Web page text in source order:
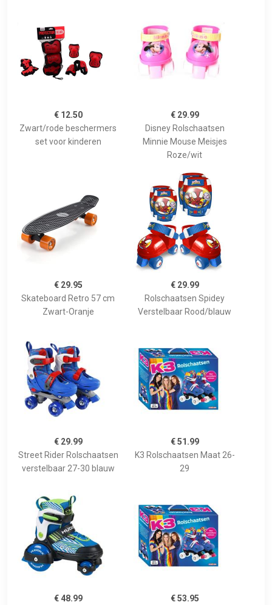
€ 12.50
Zwart/rode beschermers
set voor kinderen
€ 29.99
Disney Rolschaatsen
Minnie Mouse Meisjes
Roze/wit
€ 29.95
Skateboard Retro 57 cm
Zwart-Oranje
€ 29.99
Rolschaatsen Spidey
Verstelbaar Rood/blauw
€ 29.99
Street Rider Rolschaatsen
verstelbaar 27-30 blauw
€ 51.99
K3 Rolschaatsen Maat 26-
29
€ 48.99 € 53.95